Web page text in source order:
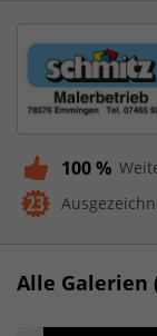
100 %
Alle Galerien